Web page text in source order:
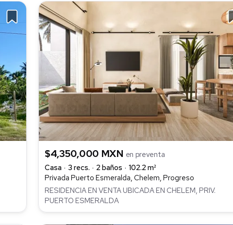
$4,350,000 MXN en preventa
Casa
3 recs. 2 baños
102.2 m²
Privada Puerto Esmeralda, Chelem, Progreso
RESIDENCIA EN VENTA UBICADA EN CHELEM, PRIV.
PUERTO ESMERALDA